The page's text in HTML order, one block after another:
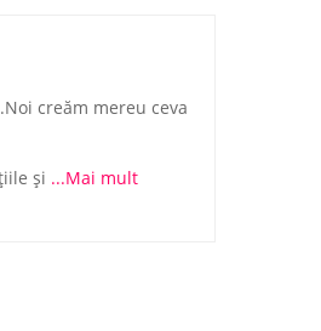
creăm mereu ceva
și ...Mai mult